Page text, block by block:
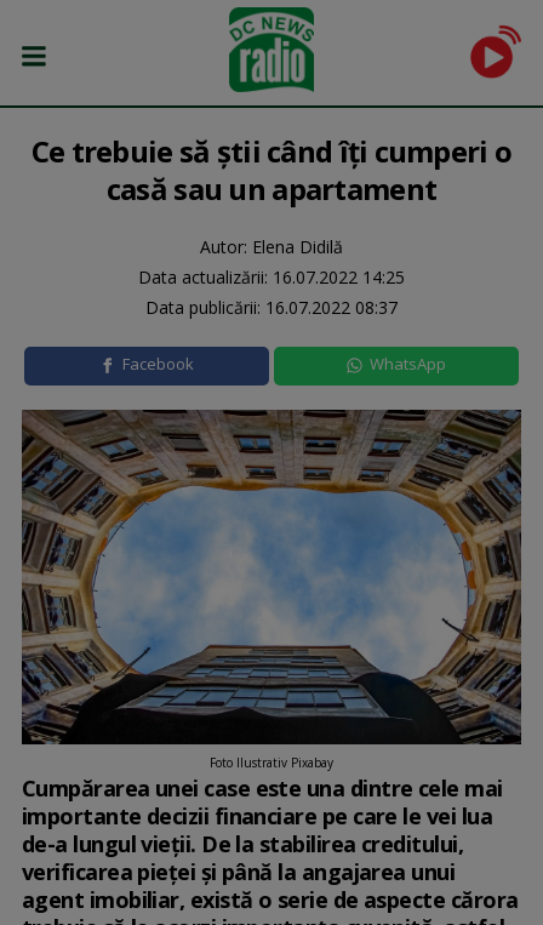
Ce trebuie să știi când îți cumperi o
casă sau un apartament
Autor: Elena Didilă
Data actualizării: 16.07.2022 14:25
Data publicării: 16.07.2022 08:37
Facebook WhatsApp
Foto Ilustrativ Pixabay
Cumpărarea unei case este una dintre cele mai
importante decizii financiare pe care le vei lua
de-a lungul vieții. De la stabilirea creditului,
verificarea pieței și până la angajarea unui
agent imobiliar, există o serie de aspecte cărora